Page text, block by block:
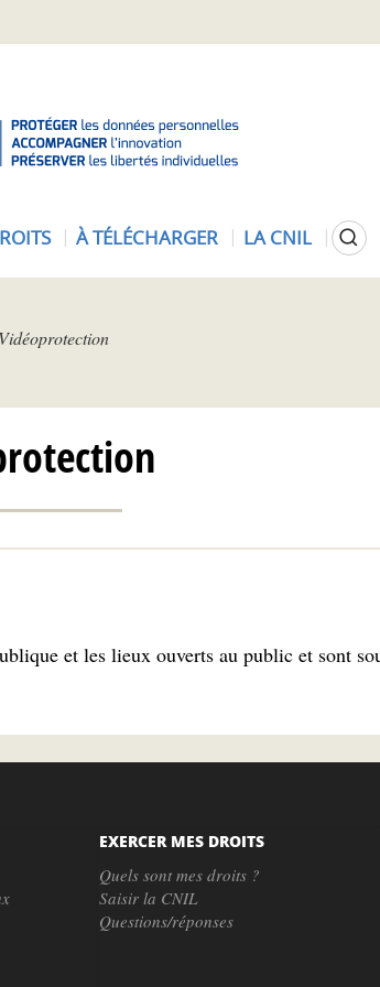
À TÉLÉCHARGER LA CNIL
Vidéoprotection
et les lieux ouverts au public et sont
EXERCER MES DROITS
Quels sont mes droits ?
Saisir la CNIL
Questions/réponses